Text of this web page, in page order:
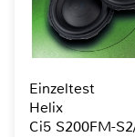
Einzeltest
Helix
Ci5 S200FM-